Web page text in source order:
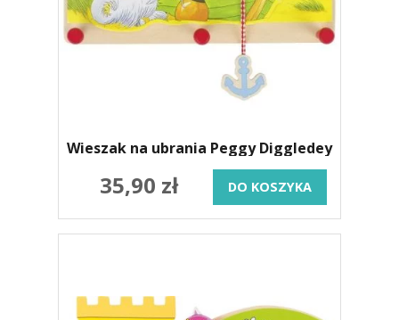
Wieszak na ubrania Peggy Diggledey
35,90 zł DO KOSZYKA